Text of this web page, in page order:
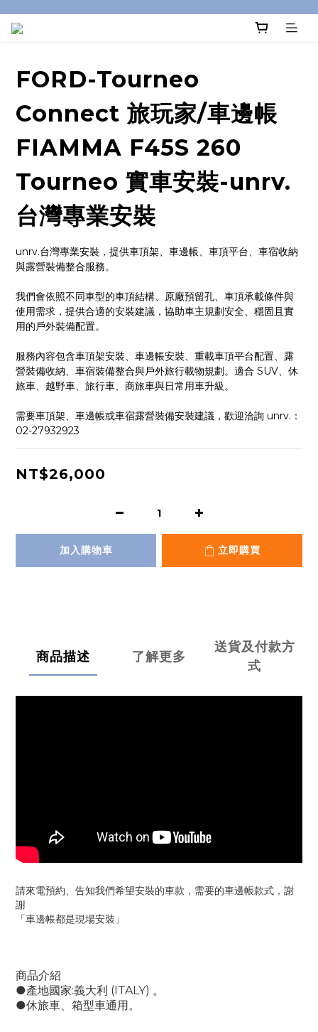
FORD-Tourneo
Connect 旅玩家/車邊帳
FIAMMA F45S 260
Tourneo 實車安裝-unrv.
台灣專業安裝
unrv.台灣專業安裝，提供車頂架、車邊帳、車頂平台、車宿收納
與露營裝備整合服務。
我們會依照不同車型的車頂結構、原廠預留孔、車頂承載條件與
使用需求，提供合適的安裝建議，協助車主規劃安全、穩固且實
用的戶外裝備配置。
服務內容包含車頂架安裝、車邊帳安裝、重載車頂平台配置、露
營裝備收納、車宿裝備整合與戶外旅行載物規劃。適合 SUV、休
旅車、越野車、旅行車、商旅車與日常用車升級。
需要車頂架、車邊帳或車宿露營裝備安裝建議，歡迎洽詢 unrv.：
02-27932923
NT$26,000
加入購物車 立即購買
商品描述 了解更多
送貨及付款方
式
請來電預約、告知我們希望安裝的車款，需要的車邊帳款式，謝
謝
「車邊帳都是現場安裝」
商品介紹
●產地國家:義大利 (ITALY) 。
●休旅車、箱型車通用。